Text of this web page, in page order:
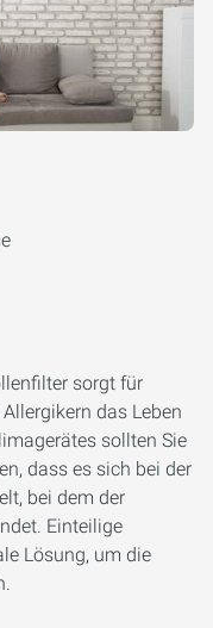
sorgt für
das Leben
sollten Sie
dass es sich bei der
bei dem der
Einteilige
Lösung, um die